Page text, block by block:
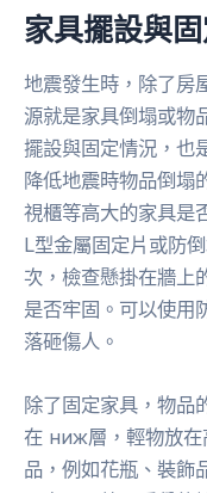
家具擺設與
地震發生時，除了房
源就是家具倒塌或物
擺設與固定情況，
降低地震時物品倒塌
視櫃等高大的家具是
L型金屬固定片或防
次，檢查懸掛在牆上
是否牢固。可以使用
落砸傷人。
除了固定家具，物品
在 ниж層，輕物放在
品，例如花瓶、裝飾